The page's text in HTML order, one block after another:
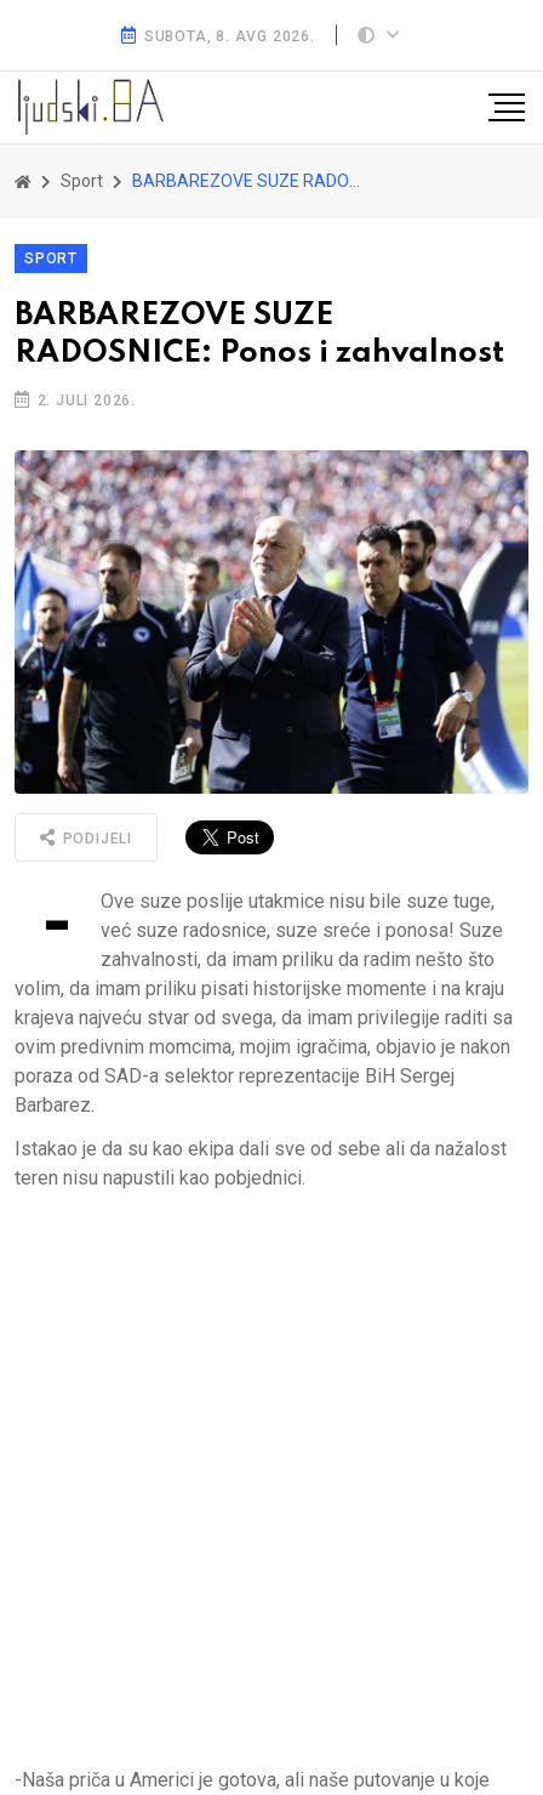
SUBOTA, 8. AVG 2026.
Sport BARBAREZOVE SUZE RADOSNICE: Ponos i zahvalnost
SPORT
BARBAREZOVE SUZE
RADOSNICE: Ponos i zahvalnost
2. JULI 2026.
PODIJELI
-
Ove suze poslije utakmice nisu bile suze tuge,
već suze radosnice, suze sreće i ponosa! Suze
zahvalnosti, da imam priliku da radim nešto što
volim, da imam priliku pisati historijske momente i na kraju
krajeva najveću stvar od svega, da imam privilegije raditi sa
ovim predivnim momcima, mojim igračima, objavio je nakon
poraza od SAD-a selektor reprezentacije BiH Sergej
Barbarez.
Istakao je da su kao ekipa dali sve od sebe ali da nažalost
teren nisu napustili kao pobjednici.
-Naša priča u Americi je gotova, ali naše putovanje u koje